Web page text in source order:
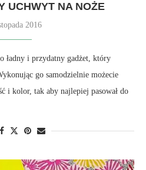
UCHWYT NA NOŻE
2016
ładny i przydatny gadżet, który
go samodzielnie możecie
i kolor, tak aby najlepiej pasował do